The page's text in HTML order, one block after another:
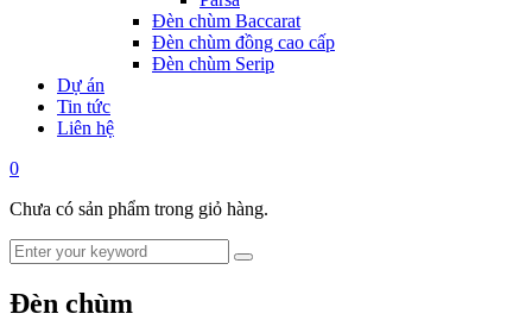
Đèn chùm Baccarat
Đèn chùm đồng cao cấp
Đèn chùm Serip
Dự án
Tin tức
Liên hệ
0
Chưa có sản phẩm trong giỏ hàng.
Đèn chùm